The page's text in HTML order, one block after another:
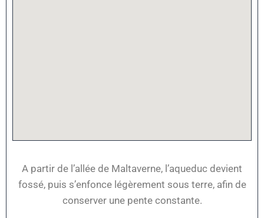
A partir de l’allée de Maltaverne, l’aqueduc devient
fossé, puis s’enfonce légèrement sous terre, afin de
conserver une pente constante.